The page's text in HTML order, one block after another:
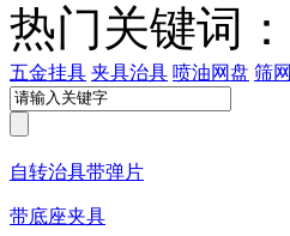
热门关键词：
五金挂具 夹具治具 喷油网盘 筛网
自转治具带弹片
带底座夹具